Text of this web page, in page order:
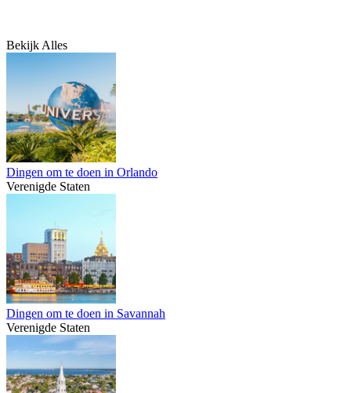
Bekijk Alles
Dingen om te doen in Orlando
Verenigde Staten
Dingen om te doen in Savannah
Verenigde Staten